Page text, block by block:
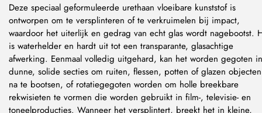
Deze speciaal geformuleerde urethaan vloeibare kunststof is
ontworpen om te versplinteren of te verkruimelen bij impact,
waardoor het uiterlijk en gedrag van echt glas wordt nagebootst.
is waterhelder en hardt uit tot een transparante, glasachtige
afwerking. Eenmaal volledig uitgehard, kan het worden gegoten in
dunne, solide secties om ruiten, flessen, potten of glazen objecten
na te bootsen, of rotatiegegoten worden om holle breekbare
rekwisieten te vormen die worden gebruikt in film-, televisie- en
toneelproducties. Wanneer het versplintert, breekt het in kleine,